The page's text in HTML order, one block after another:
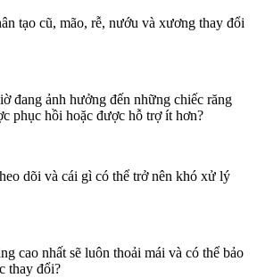
tạo cũ, mão, rễ, nướu và xương thay đổi
đang ảnh hưởng đến những chiếc răng
phục hồi hoặc được hỗ trợ ít hơn?
dõi và cái gì có thể trở nên khó xử lý
cao nhất sẽ luôn thoải mái và có thể bảo
thay đổi?